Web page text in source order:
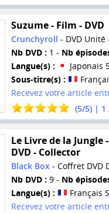
Suzume - Film - DVD
Crunchyroll - DVD
Nb DVD : 1 - Nb
Langue(s) :
Japonais
Sous-titre(s) :
Recevez votre article
(5/5) | 1
Le Livre de la Jungle
DVD - Collector
Black Box- Coffret DVD
Nb DVD : 9 - Nb
Langue(s) :
Français
Recevez votre article